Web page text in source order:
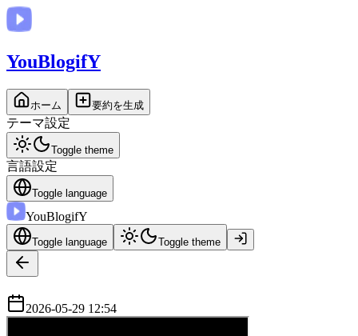
YouBlogifY
ホーム 要約を生成
テーマ設定
Toggle theme
言語設定
Toggle language
YouBlogifY
Toggle language Toggle theme
2026-05-29 12:54